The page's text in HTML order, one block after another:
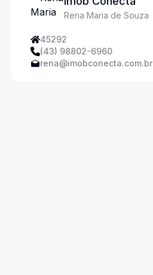
Rena Maria de Souza
45292
(43) 98802-6960
rena@imobconecta.com.br